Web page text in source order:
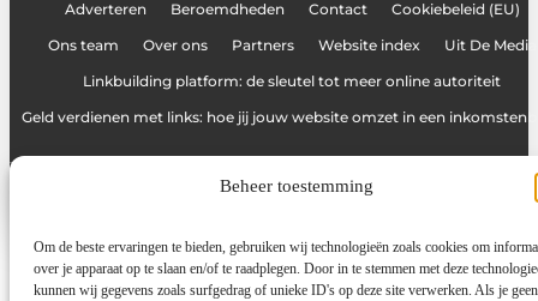
Beheer toestemming
Om de beste ervaringen te bieden, gebruiken wij technologieën zoals cookies om
over je apparaat op te slaan en/of te raadplegen. Door in te stemmen met deze
kunnen wij gegevens zoals surfgedrag of unieke ID's op deze site verwerken. Als je geen
Adverteren Beroemdheden Contact Cookiebeleid (EU)
Ons team Over ons Partners Website index Uit De Media
Linkbuilding platform: de sleutel tot meer online autoriteit
Geld verdienen met links: hoe jij jouw website omzet in een
All Rights Reserved © 2025
www.graffitiblog.be